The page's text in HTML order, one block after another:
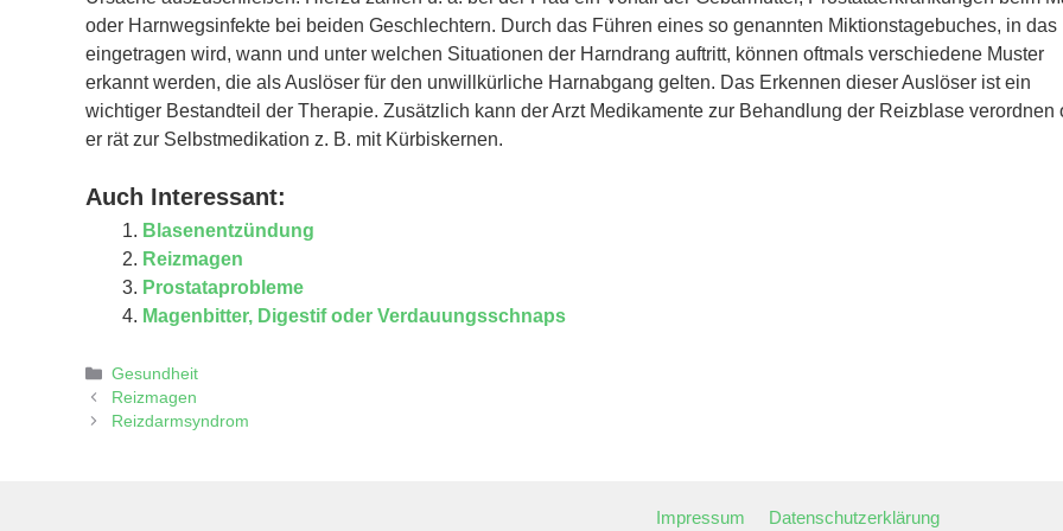
oder Harnwegsinfekte bei beiden Geschlechtern. Durch das Führen eines so genannten Miktionstagebuches, in das
eingetragen wird, wann und unter welchen Situationen der Harndrang auftritt, können oftmals verschiedene Muster
erkannt werden, die als Auslöser für den unwillkürliche Harnabgang gelten. Das Erkennen dieser Auslöser ist ein
wichtiger Bestandteil der Therapie. Zusätzlich kann der Arzt Medikamente zur Behandlung der Reizblase verordnen
er rät zur Selbstmedikation z. B. mit Kürbiskernen.
Auch Interessant:
Blasenentzündung
Reizmagen
Prostataprobleme
Magenbitter, Digestif oder Verdauungsschnaps
Kategorien
Gesundheit
Reizmagen
Reizdarmsyndrom
Impressum Datenschutzerklärung